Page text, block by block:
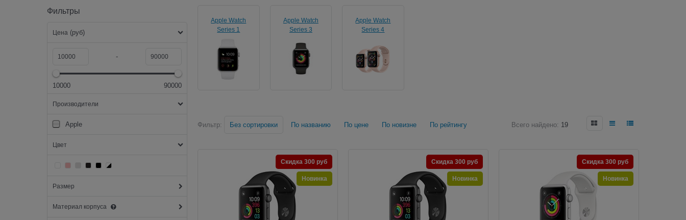
Фильтры
Цена (руб)
-
10000 90000
Производители
Apple
Цвет
Размер
Материал корпуса
Apple Watch
Series 1
Apple Watch
Series 3
Apple Watch
Series 4
Фильтр: Без сортировки По названию По цене По новизне По рейтингу Всего найдено: 19
Скидка 300 руб
Новинка
Скидка 300 руб
Новинка
Скидка 300 руб
Новинка